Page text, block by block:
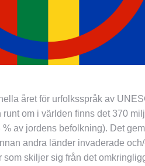
året för urfolksspråk av
om i världen finns det 370
av jordens befolkning). Det
andra länder invaderade
skiljer sig från det